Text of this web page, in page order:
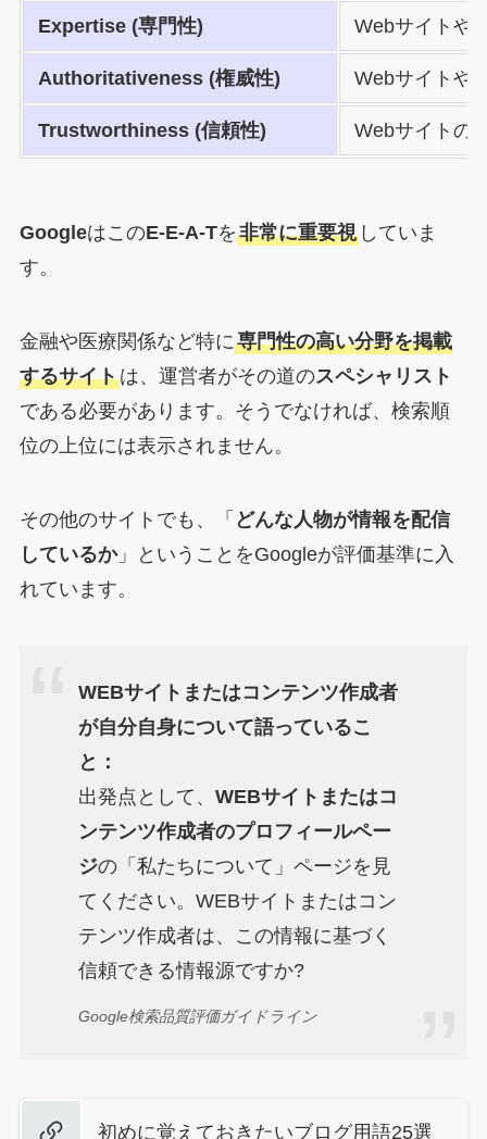
Expertise (専門性) Webサイトや
Authoritativeness (権威性) Webサイトや
Trustworthiness (信頼性) Webサイトの
GoogleはこのE-E-A-Tを非常に重要視していま
す。
金融や医療関係など特に専門性の高い分野を掲載
するサイトは、運営者がその道のスペシャリスト
である必要があります。そうでなければ、検索順
位の上位には表示されません。
その他のサイトでも、「 どんな人物が情報を配信
しているか」ということをGoogleが評価基準に入
れています。
WEBサイトまたはコンテンツ作成者
が自分自身について語っているこ
と：
出発点として、 WEBサイトまたはコ
ンテンツ作成者のプロフィールペー
ジの「私たちについて」ページを見
てください。WEBサイトまたはコン
テンツ作成者は、この情報に基づく
信頼できる情報源ですか?
Google検索品質評価ガイドライン
初めに覚えておきたいブログ用語25選